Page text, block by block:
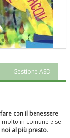
al CN Uisp
Gestione ASD
con il benessere
in comune e se
al più presto.